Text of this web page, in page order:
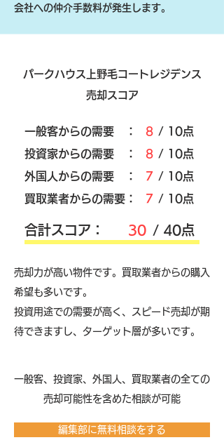
会社への仲介手数料が発生します。
パークハウス上野毛コートレジデンス
売却スコア
​一般客からの需要 ： 8 / 10点
​投資家からの需要 ：
8 / 10点
外国人からの需要 ：
7 / 10点
買取業者からの需要：
7 / 10点
​合計スコア： 30 / 40点
売却力が高い物件です。買取業者からの購入
希望も多いです。
投資用途での需要が高く、スピード売却が期
待できますし、ターゲット層が多いです。
​一般客、投資家、外国人、買取業者の全ての
売却可能性を含めた相談が可能
編集部に無料相談をする